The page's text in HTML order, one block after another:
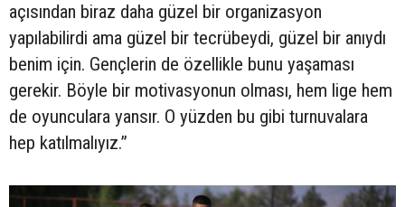
açısından biraz daha güzel bir organizasyon
yapılabilirdi ama güzel bir tecrübeydi, güzel bir anıydı
benim için. Gençlerin de özellikle bunu yaşaması
gerekir. Böyle bir motivasyonun olması, hem lige hem
de oyunculara yansır. O yüzden bu gibi turnuvalara
hep katılmalıyız.”